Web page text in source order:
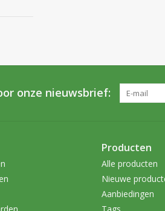
onze nieuwsbrief:
Producten
Alle producten
Nieuwe
Aanbiedingen